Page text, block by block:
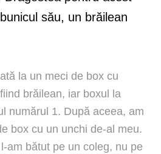
său, un brăilean
la un meci de box cu
brăilean, iar boxul la
numărul 1. După aceea, am
box cu un unchi de-al meu.
am bătut pe un coleg, nu pe